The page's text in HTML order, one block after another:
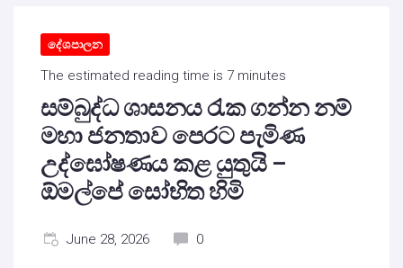
දේශපාලන
The estimated reading time is 7 minutes
සම්බුද්ධ ශාසනය රැක ගන්න නම්
මහා ජනතාව පෙරට පැමිණ
උද්ඝෝෂණය කළ යුතුයි –
ඕමල්පේ සෝභිත හිමි
June 28, 2026 0